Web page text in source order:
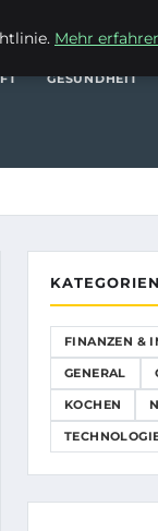
GESUNDHEIT
KATEGORIEN
FINANZEN &
GENERAL
KOCHEN
Mehr